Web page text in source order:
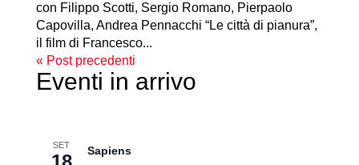
con Filippo Scotti, Sergio Romano, Pierpaolo
Capovilla, Andrea Pennacchi “Le città di pianura”,
il film di Francesco...
« Post precedenti
Eventi in arrivo
SET Sapiens